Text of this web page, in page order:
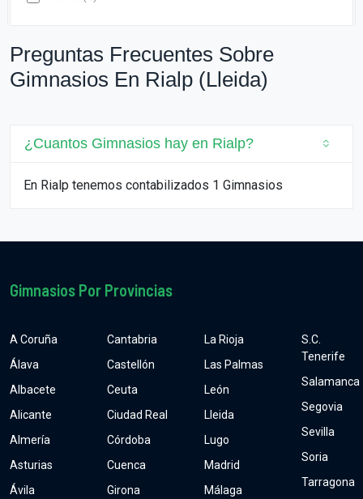
Preguntas Frecuentes Sobre
Gimnasios En Rialp (Lleida)
¿Cuantos Gimnasios hay en Rialp?
En Rialp tenemos contabilizados 1 Gimnasios
Gimnasios Por Provincias
A Coruña
Álava
Albacete
Alicante
Almería
Asturias
Ávila
Cantabria
Castellón
Ceuta
Ciudad Real
Córdoba
Cuenca
Girona
La Rioja
Las Palmas
León
Lleida
Lugo
Madrid
Málaga
S.C.
Tenerife
Salamanca
Segovia
Sevilla
Soria
Tarragona